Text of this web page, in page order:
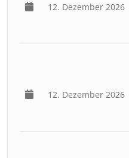
12. Dezember 2026
12. Dezember 2026